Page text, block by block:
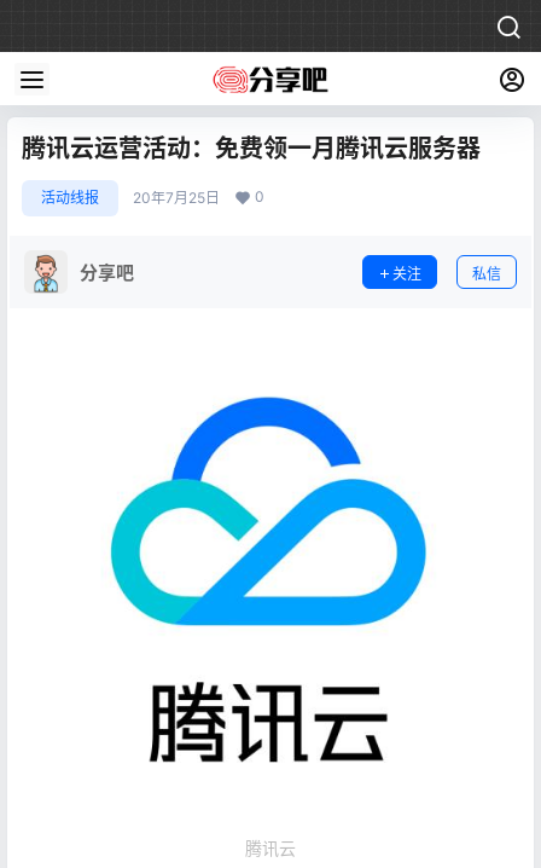
腾讯云运营活动：免费领一月腾讯云服务器
活动线报 20年7月25日 0
分享吧 关注 私信
腾讯云